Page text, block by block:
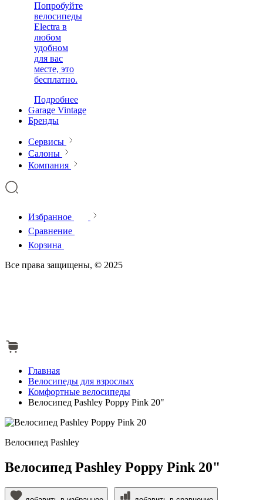
Попробуйте
велосипеды
Electra в
любом
удобном
для вас
месте, это
бесплатно.
Подробнее
Garage Vintage
Бренды
Сервисы
Салоны
Компания
Избранное
Сравнение
Корзина
Все права защищены, © 2025
Главная
Велосипеды для взрослых
Комфортные велосипеды
Велосипед Pashley Poppy Pink 20"
Велосипед Pashley
Велосипед Pashley Poppy Pink 20"